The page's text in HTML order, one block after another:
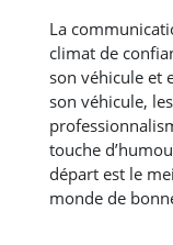
La
climat de
son véhicule et
son véhicule,
touche
départ est le
monde de